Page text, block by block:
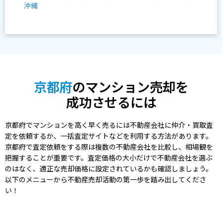
沖縄
京都府のマンション売却を
成功させるには
京都府でマンションを高く早く売るには不動産会社に仲介・買取査
定を依頼するか、一括査定サイトなどを利用する方法があります。
京都府で査定依頼をする際は複数の不動産会社を比較し、相場観を
把握することが重要です。査定価格の大小だけで不動産会社を選ぶ
のはなく、適正な売却価格に設定されているかも確認しましょう。
以下のメニューから不動産売却活動の第一歩を踏み出してくださ
い！